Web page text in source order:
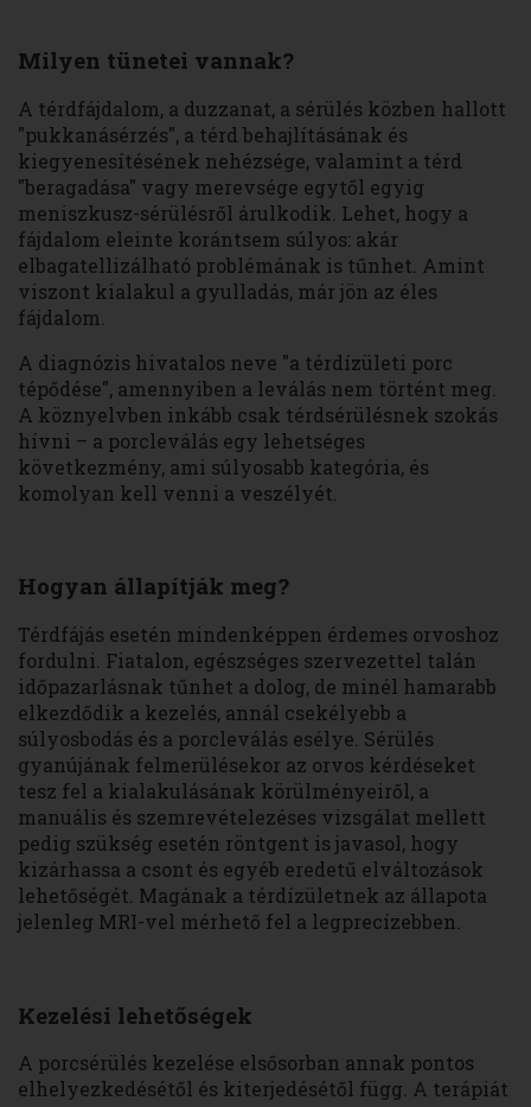
Milyen tünetei vannak?
A térdfájdalom, a duzzanat, a sérülés közben hallott
"pukkanásérzés", a térd behajlításának és
kiegyenesítésének nehézsége, valamint a térd
"beragadása" vagy merevsége egytől egyig
meniszkusz-sérülésről árulkodik. Lehet, hogy a
fájdalom eleinte korántsem súlyos: akár
elbagatellizálható problémának is tűnhet. Amint
viszont kialakul a gyulladás, már jön az éles
fájdalom.
A diagnózis hivatalos neve "a térdízületi porc
tépődése", amennyiben a leválás nem történt meg.
A köznyelvben inkább csak térdsérülésnek szokás
hívni – a porcleválás egy lehetséges
következmény, ami súlyosabb kategória, és
komolyan kell venni a veszélyét.
Hogyan állapítják meg?
Térdfájás esetén mindenképpen érdemes orvoshoz
fordulni. Fiatalon, egészséges szervezettel talán
időpazarlásnak tűnhet a dolog, de minél hamarabb
elkezdődik a kezelés, annál csekélyebb a
súlyosbodás és a porcleválás esélye. Sérülés
gyanújának felmerülésekor az orvos kérdéseket
tesz fel a kialakulásának körülményeiről, a
manuális és szemrevételezéses vizsgálat mellett
pedig szükség esetén röntgent is javasol, hogy
kizárhassa a csont és egyéb eredetű elváltozások
lehetőségét. Magának a térdízületnek az állapota
jelenleg MRI-vel mérhető fel a legprecízebben.
Kezelési lehetőségek
A porcsérülés kezelése elsősorban annak pontos
elhelyezkedésétől és kiterjedésétől függ. A terápiát